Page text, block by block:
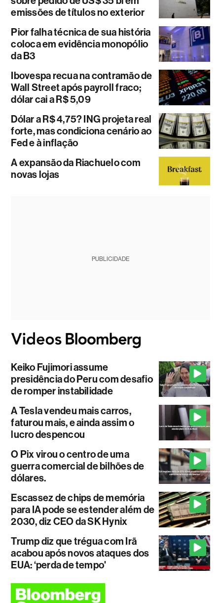
emissões de títulos no exterior
Pior falha técnica de sua história
coloca em evidência monopólio
da B3
Ibovespa recua na contramão de
Wall Street após payroll fraco;
dólar cai a R$ 5,09
Dólar a R$ 4,75? ING projeta real
forte, mas condiciona cenário ao
Fed e à inflação
A expansão da Riachuelo com
novas lojas
PUBLICIDADE
Keiko Fujimori assume
presidência do Peru com desafio
de romper instabilidade
A Tesla vendeu mais carros,
faturou mais, e ainda assim o
lucro despencou
O Pix virou o centro de uma
guerra comercial de bilhões de
dólares.
Escassez de chips de memória
para IA pode se estender além de
2030, diz CEO da SK Hynix
Trump diz que trégua com Irã
acabou após novos ataques dos
EUA: ‘perda de tempo'